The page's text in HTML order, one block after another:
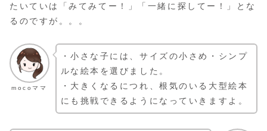
たいていは「みてみてー！」「一緒に探してー！」とな
るのですが。。。
mocoママ
・小さな子には、サイズの小さめ・シンプ
ルな絵本を選びました。
・大きくなるにつれ、根気のいる大型絵本
にも挑戦できるようになっていきますよ。